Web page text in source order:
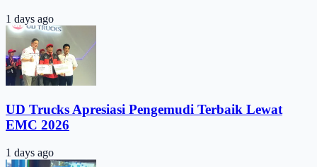
1 days ago
UD Trucks Apresiasi Pengemudi Terbaik Lewat
EMC 2026
1 days ago